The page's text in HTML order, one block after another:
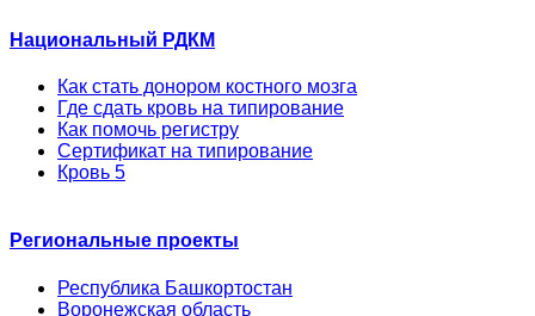
Национальный РДКМ
Как стать донором костного мозга
Где сдать кровь на типирование
Как помочь регистру
Сертификат на типирование
Кровь 5
Региональные проекты
Республика Башкортостан
Воронежская область